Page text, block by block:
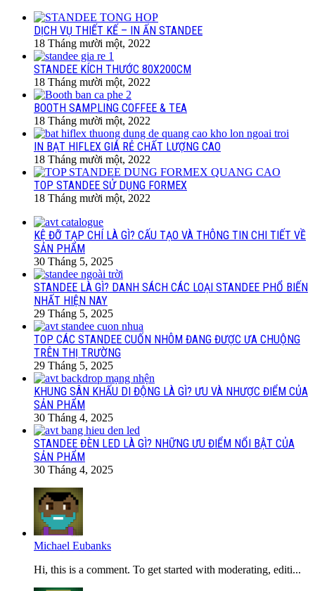
DỊCH VỤ THIẾT KẾ – IN ẤN STANDEE
18 Tháng mười một, 2022
STANDEE KÍCH THƯỚC 80X200CM
18 Tháng mười một, 2022
BOOTH SAMPLING COFFEE & TEA
18 Tháng mười một, 2022
IN BẠT HIFLEX GIÁ RẺ CHẤT LƯỢNG CAO
18 Tháng mười một, 2022
TOP STANDEE SỬ DỤNG FORMEX
18 Tháng mười một, 2022
KỆ ĐỠ TẠP CHÍ LÀ GÌ? CẤU TẠO VÀ THÔNG TIN CHI TIẾT VỀ
SẢN PHẨM
30 Tháng 5, 2025
STANDEE LÀ GÌ? DANH SÁCH CÁC LOẠI STANDEE PHỔ BIẾN
NHẤT HIỆN NAY
29 Tháng 5, 2025
TOP CÁC STANDEE CUỐN NHÔM ĐANG ĐƯỢC ƯA CHUỘNG
TRÊN THỊ TRƯỜNG
29 Tháng 5, 2025
KHUNG SÂN KHẤU DI ĐỘNG LÀ GÌ? ƯU VÀ NHƯỢC ĐIỂM CỦA
SẢN PHẨM
30 Tháng 4, 2025
STANDEE ĐÈN LED LÀ GÌ? NHỮNG ƯU ĐIỂM NỔI BẬT CỦA
SẢN PHẨM
30 Tháng 4, 2025
Michael Eubanks
Hi, this is a comment. To get started with moderating, editi...